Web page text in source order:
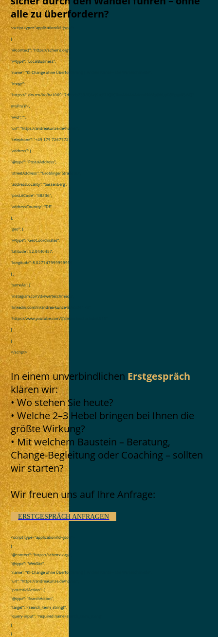
alle zu überfordern?
<script type="application/ld+json">
{
"@context": "https://schema.org",
"@type": "LocalBusiness",
"name": "KI-Change ohne Überforderung | Andrea Kunze – Die Werteschmiede",
"image":
"https://1drv.ms/i/c/ba106917dcdab733/IQAzt9rcF2kQIIC6zzAAAAAAAam2NWtajkHuaD5FpgsN5WQ?
e=sPruYh",
"@id": "",
"url": "https://andreakunze.de/home/",
"telephone": "+49 179 7267772",
"address": {
"@type": "PostalAddress",
"streetAddress": "Gröblinger Straße 30",
"addressLocality": "Sassenberg",
"postalCode": "48336",
"addressCountry": "DE"
},
"geo": {
"@type": "GeoCoordinates",
"latitude": 52.0440457,
"longitude": 8.027747999999999
} ,
"sameAs": [
"instagram.com/diewerteschmiede",
"linkedin.com/in/andrea-kunze-876324172",
"https://www.youtube.com/@diewerteschmiede8815"
]
}
</script>
In einem unverbindlichen Erstgespräch
klären wir:
• Wo stehen Sie heute?
• Welche 2–3 Hebel bringen bei Ihnen die
größte Wirkung?
• Mit welchem Baustein – Beratung,
Change-Begleitung oder Coaching – sollten
wir starten?
Wir freuen uns auf Ihre Anfrage:
ERSTGESPRÄCH ANFRAGEN
<script type="application/ld+json">
{
"@context": "https://schema.org/",
"@type": "WebSite",
"name": "KI-Change ohne Überforderung | Andrea Kunze – Die Werteschmiede",
"url": "https://andreakunze.de/home/",
"potentialAction": {
"@type": "SearchAction",
"target": "{search_term_string}",
"query-input": "required name=search_term_string"
}
}